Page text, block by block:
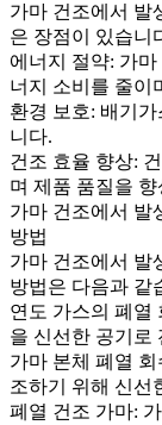
가마 건조에서 발
은 장점이 있습니
에너지 절약: 가
너지 소비를 줄이
환경 보호: 배기
니다.
건조 효율 향상:
며 제품 품질을
가마 건조에서 발
방법
가마 건조에서 발
방법은 다음과 같
연도 가스의 폐열
을 신선한 공기로
가마 본체 폐열
조하기 위해 신선
폐열 건조 가마: